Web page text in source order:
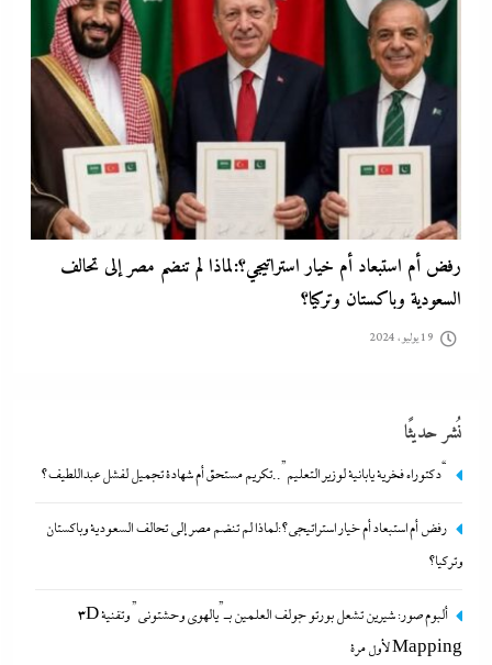
رفض أم استبعاد أم خيار استراتيجي؟:لماذا لم تنضم مصر إلى تحالف
السعودية وباكستان وتركيا؟
19 يوليو، 2024
ألبوم صور: شيرين تشعل بورتو جولف العلمين بـ”يالهوى وحشتونى” وتقنية
3D Mapping لأول مرة
نُشر حديثًا
“دكتوراه فخرية يابانية لوزير التعليم”..تكريم مستحق أم شهادة تجميل لفشل عبداللطيف؟
رفض أم استبعاد أم خيار استراتيجي؟:لماذا لم تنضم مصر إلى تحالف السعودية وباكستان
وتركيا؟
ألبوم صور: شيرين تشعل بورتو جولف العلمين بـ”يالهوى وحشتونى” وتقنية 3D
Mapping لأول مرة